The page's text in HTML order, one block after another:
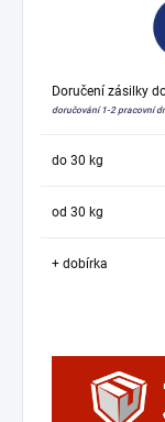
Doručení zásilky
doručování 1-2 pracovní
do 30 kg
od 30 kg
+ dobírka